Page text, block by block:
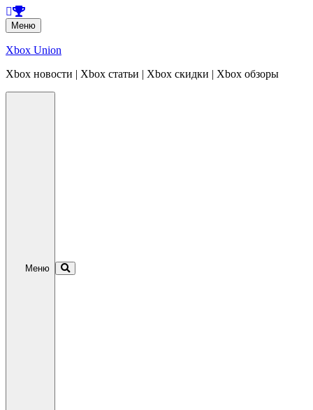
Меню Перейти
к
содержанию
Xbox Union
Xbox новости | Xbox статьи | Xbox скидки | Xbox обзоры
Меню